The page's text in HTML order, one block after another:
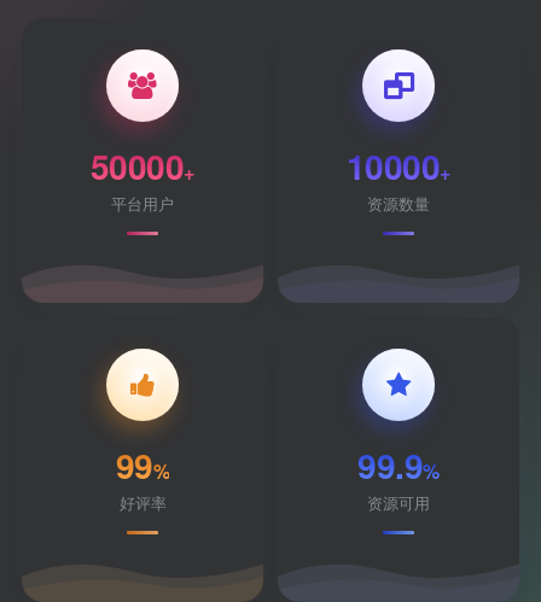
50000+
平台用户
10000+
资源数量
99%
好评率
99.9%
资源可用